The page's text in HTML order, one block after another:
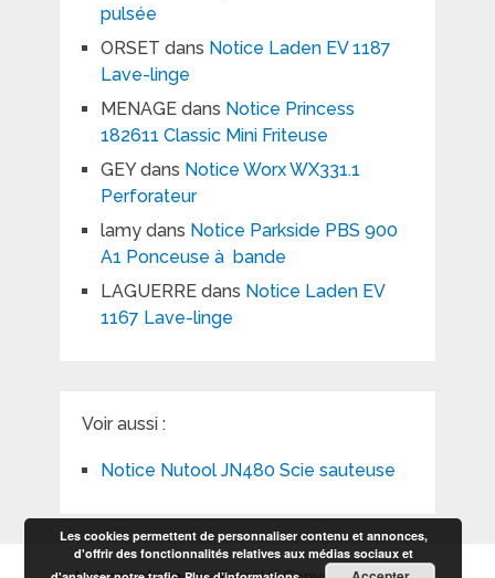
pulsée
ORSET dans Notice Laden EV 1187
Lave-linge
MENAGEdans Notice Princess
182611 Classic Mini Friteuse
GEYdans Notice Worx WX331.1
Perforateur
lamydans Notice Parkside PBS 900
A1 Ponceuse à bande
LAGUERREdans Notice Laden EV
1167 Lave-linge
Voir aussi :
Notice Nutool JN480 Scie sauteuse
Les cookies permettent de personnaliser contenu et annonces,
d'offrir des fonctionnalités relatives aux médias sociaux et